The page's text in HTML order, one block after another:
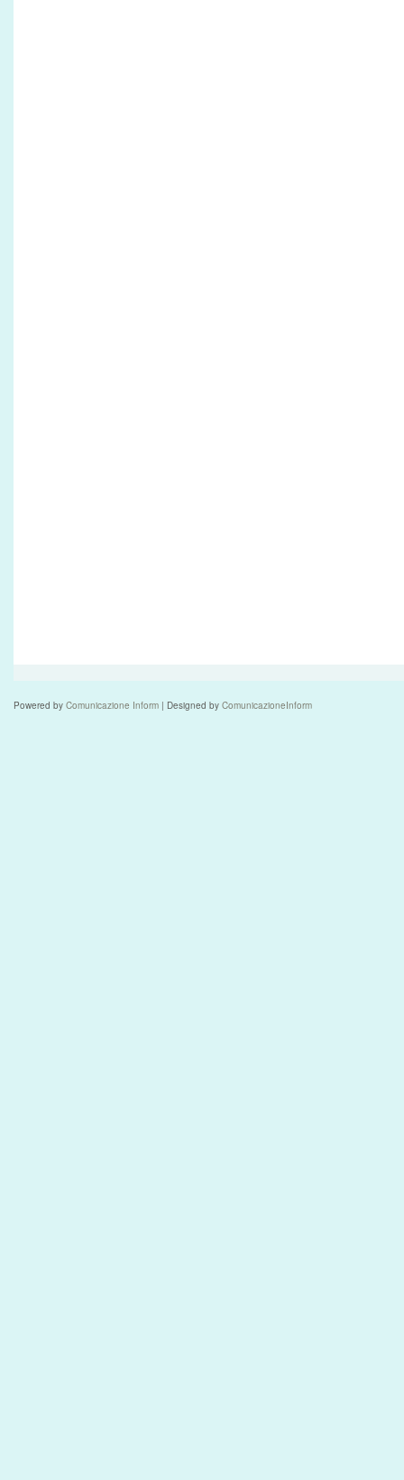
Powered by Comunicazione Inform | Designed by ComunicazioneInform